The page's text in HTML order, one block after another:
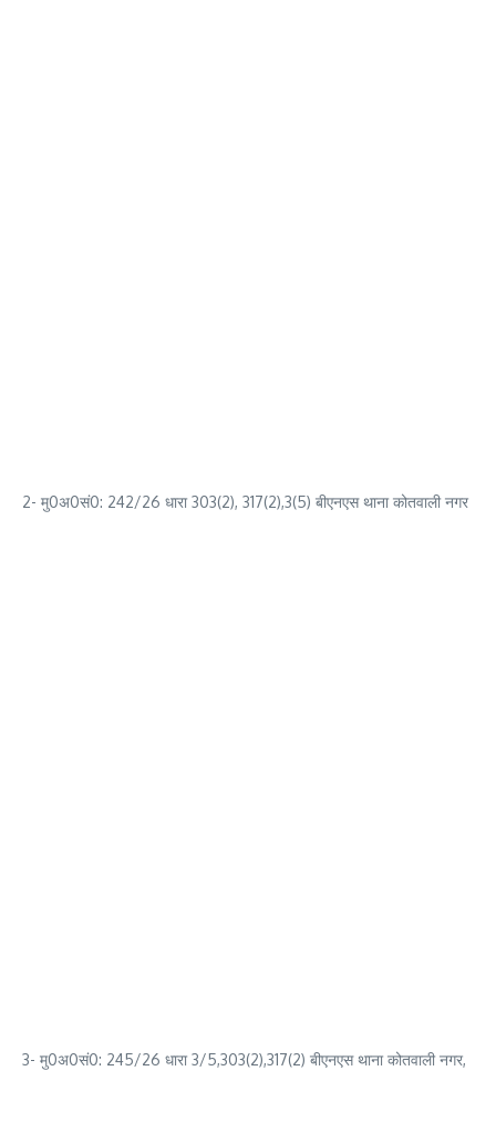
2- मु0अ0सं0: 242/26 धारा 303(2), 317(2),3(5) बीएनएस थाना कोतवाली नगर
3- मु0अ0सं0: 245/26 धारा 3/5,303(2),317(2) बीएनएस थाना कोतवाली नगर,